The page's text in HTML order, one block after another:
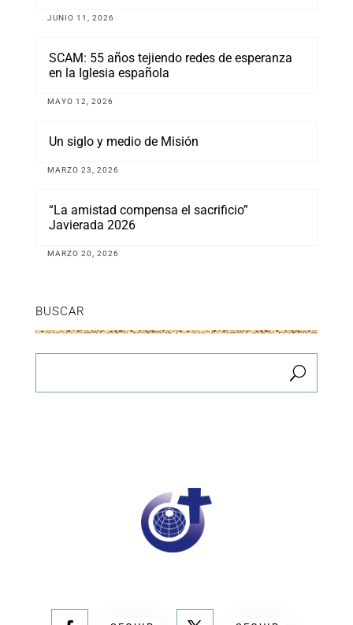
JUNIO 11, 2026
SCAM: 55 años tejiendo redes de esperanza
en la Iglesia española
MAYO 12, 2026
Un siglo y medio de Misión
MARZO 23, 2026
“La amistad compensa el sacrificio”
Javierada 2026
MARZO 20, 2026
BUSCAR